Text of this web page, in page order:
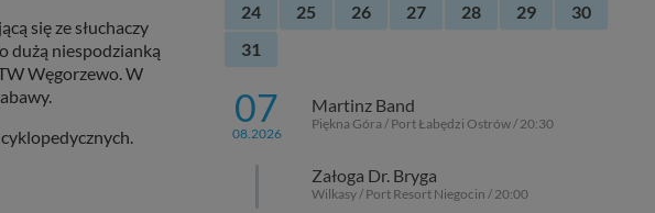
się ze słuchaczy
dużą niespodzianką
Węgorzewo. W
zabawy.
24
25 26 27 28 29
30
31
07
08.2026
Martinz Band
Piękna Góra / Port Łabędzi Ostrów / 20:30
Załoga Dr. Bryga
Wilkasy / Port Resort Niegocin / 20:00